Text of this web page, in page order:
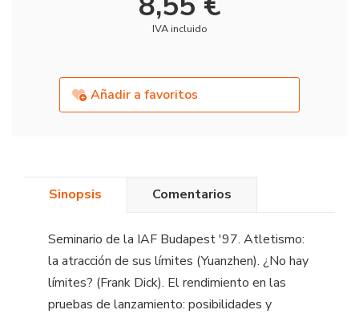
IVA incluido
Añadir a favoritos
Sinopsis Comentarios
Seminario de la IAF Budapest '97. Atletismo:
la atracción de sus límites (Yuanzhen). ¿No hay
límites? (Frank Dick). El rendimiento en las
pruebas de lanzamiento: posibilidades y